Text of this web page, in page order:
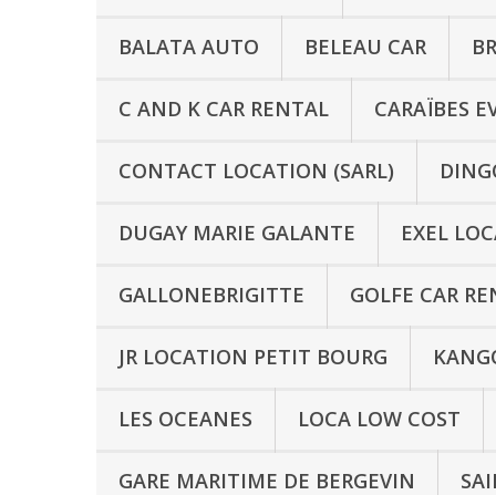
BALATA AUTO BELEAU CAR
C AND K CAR RENTAL CARAÏBES
CONTACT LOCATION (SARL)
DUGAY MARIE GALANTE EXEL
GALLONEBRIGITTE GOLFE CAR
JR LOCATION PETIT BOURG
LES OCEANES LOCA LOW COST
GARE MARITIME DE BERGEVIN